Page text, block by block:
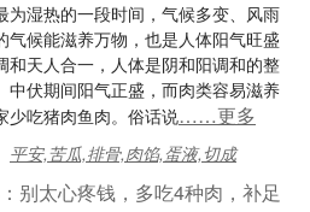
为湿热的一段时间，气候多变、风雨
气候能滋养万物，也是人体阳气旺盛
和天人合一，人体是阴和阳调和的整
中伏期间阳气正盛，而肉类容易滋养
少吃猪肉鱼肉。俗话说……更多
平安,苦瓜,排骨,肉馅,蛋液,切成